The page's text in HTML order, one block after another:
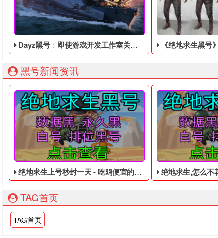
绝地求生黑号： 质保时间内找回换号！ 绝地求生白号： 四无
2036年，世界上
Dayz黑号：即使游戏开发工作室关闭，也不会停止Dayz黑号的更新
久违的Dayz黑号最近迎来了自己的1.12版本的大更新，游戏
《绝地求生黑号​》是11bit工作
《绝地求生黑号
黑号新闻资讯
绝地求生上号秒封一天 - 吃鸡便宜的皮肤白号 绝地求生,怎么不花钱修护
TAG首页
TAG首页